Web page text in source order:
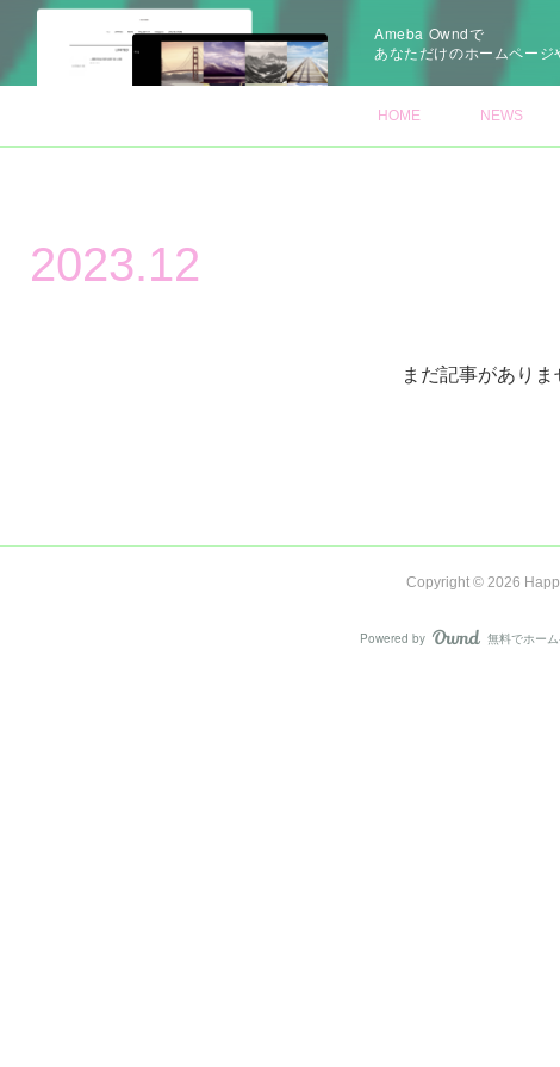
Ameba Owndで
あなただけのホームページ
HOME NEWS
2023.12
まだ記事がありま
Copyright © 2026
Powered by 無料でホー